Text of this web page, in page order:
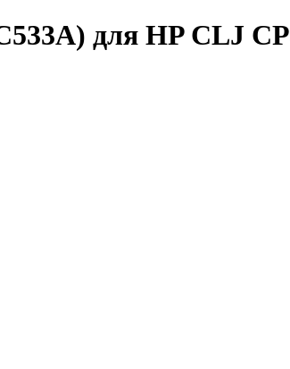
для HP CLJ